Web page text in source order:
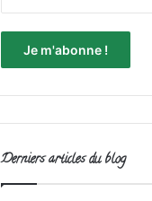
Derniers articles du blog